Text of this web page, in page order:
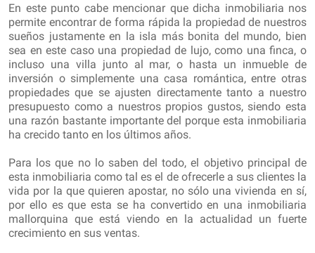
En este punto cabe mencionar que dicha inmobiliaria nos
permite encontrar de forma rápida la propiedad de nuestros
sueños justamente en la isla más bonita del mundo, bien
sea en este caso una propiedad de lujo, como una finca, o
incluso una villa junto al mar, o hasta un inmueble de
inversión o simplemente una casa romántica, entre otras
propiedades que se ajusten directamente tanto a nuestro
presupuesto como a nuestros propios gustos, siendo esta
una razón bastante importante del porque esta inmobiliaria
ha crecido tanto en los últimos años.
Para los que no lo saben del todo, el objetivo principal de
esta inmobiliaria como tal es el de ofrecerle a sus clientes la
vida por la que quieren apostar, no sólo una vivienda en sí,
por ello es que esta se ha convertido en una inmobiliaria
mallorquina que está viendo en la actualidad un fuerte
crecimiento en sus ventas.